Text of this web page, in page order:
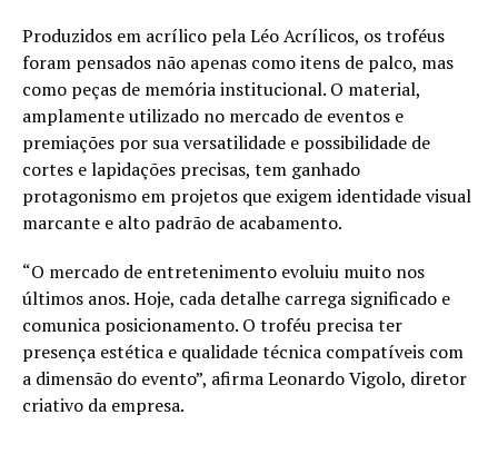
Produzidos em acrílico pela Léo Acrílicos, os troféus
foram pensados não apenas como itens de palco, mas
como peças de memória institucional. O material,
amplamente utilizado no mercado de eventos e
premiações por sua versatilidade e possibilidade de
cortes e lapidações precisas, tem ganhado
protagonismo em projetos que exigem identidade visual
marcante e alto padrão de acabamento.
“O mercado de entretenimento evoluiu muito nos
últimos anos. Hoje, cada detalhe carrega significado e
comunica posicionamento. O troféu precisa ter
presença estética e qualidade técnica compatíveis com
a dimensão do evento”, afirma Leonardo Vigolo, diretor
criativo da empresa.